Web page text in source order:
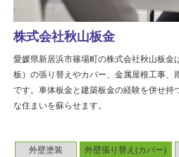
外壁塗装 外壁張り替え(カバー)
株式会社秋山板金
愛媛県新居浜市篠場町の株式会社秋山板金
板）の張り替えやカバー、金属屋根工事、
です。車体板金と建築板金の経験を併せ持
な住まいを蘇らせます。